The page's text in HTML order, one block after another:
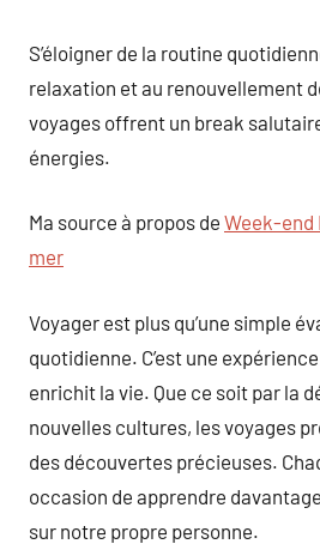
S’éloigner de la routine
relaxation et au renouvellement
voyages offrent un break
énergies.
Ma source à propos de Week-end
mer
Voyager est plus qu’une simple
quotidienne. C’est une
enrichit la vie. Que ce soit par la
nouvelles cultures, les voyages
des découvertes précieuses.
occasion de apprendre
sur notre propre personne.